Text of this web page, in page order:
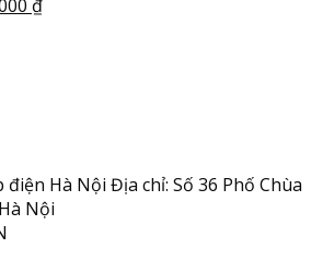
₫
điện Hà Nội Địa chỉ: Số 36 Phố Chùa
Nội